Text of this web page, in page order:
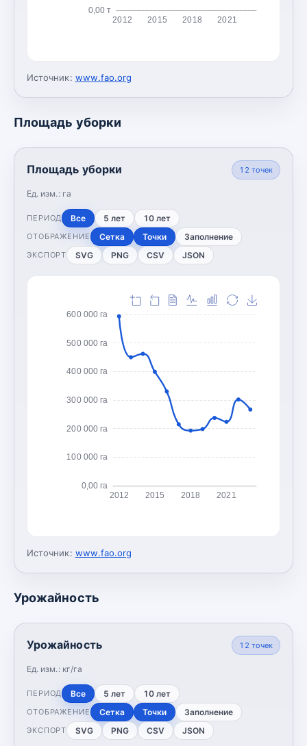
0,00 т
2012 2015 2018 2021
Источник: www.fao.org
Площадь уборки
Площадь уборки
Ед. изм.: га
12 точек
ПЕРИОД Все 5 лет 10 лет
ОТОБРАЖЕНИЕ Сетка Точки Заполнение
ЭКСПОРТ SVG PNG CSV JSON
0,00 га
100 000 га
200 000 га
300 000 га
400 000 га
500 000 га
600 000 га
2012 2015 2018 2021
Источник: www.fao.org
Урожайность
Урожайность
Ед. изм.: кг/га
12 точек
ПЕРИОД Все 5 лет 10 лет
ОТОБРАЖЕНИЕ Сетка Точки Заполнение
ЭКСПОРТ SVG PNG CSV JSON